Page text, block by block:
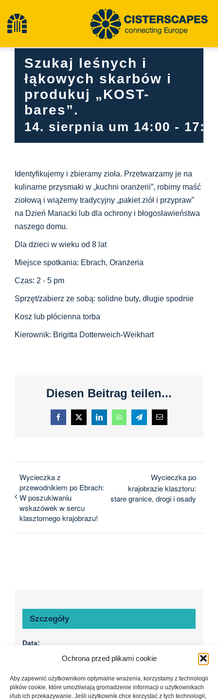
Ochrona przed plikami cookie
Aby zapewnić użytkownikom optymalne wrażenia, korzystamy z technologii
plików cookie, które umożliwiają gromadzenie informacji o użytkownikach
i/lub ich przekazywanie. Jeśli użytkownik chce korzystać z tych technologii,
treściPrzełącz
nawigację
Cysterny
Obiekty dziedzictwa kulturowego
Turystyka piesza
Wydarzenia
Centrum informacyjne
Miejsce nauki
Dziedzictwo kulinarne
Szukaj leśnych i
łąkowych skarbów i
produkuj „KOST-
bares”.
14. sierpnia um 14:00 -
Identyfikujemy i zbieramy zioła. Przetwarzamy je na
kulinarne przysmaki w „kuchni oranżerii”, robimy maść
ziołową i wiążemy tradycyjny „pakiet ziół i przypraw”
na Dzień Mariacki lub dla ochrony i błogosławieństwa
naszego domu.
Dla dzieci w wieku od 8 lat
Miejsce spotkania: Ebrach, Oranżeria
Czas: 2 - 5 pm
Sprzęt/zabierz ze sobą: solidne buty, długie spodnie
Kosz lub płócienna torba
Kierownik: Brigitta Dotterweich-Weikhart
Diesen Beitrag teilen...
Facebook
X LinkedInWhatsAppTelegram
E-
mail
Wycieczka z
przewodnikiem po Ebrach:
W poszukiwaniu
wskazówek w sercu
klasztornego krajobrazu!
Wycieczka po
krajobrazie klasztoru:
stare granice, drogi i osady
Szczegóły
Data:
14:00 - 17:00
Wydarzenie kategorie: